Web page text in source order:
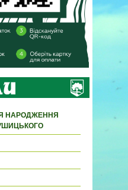
НАРОДЖЕННЯ